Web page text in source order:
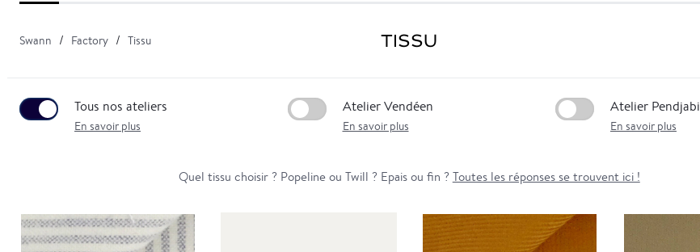
Swann Factory Tissu TISSU
Tous nos ateliers
En savoir plus
Atelier Vendéen
En savoir plus
Atelier Pendjabi
En savoir plus
Quel tissu choisir ? Popeline ou Twill ? Epais ou fin ? Toutes les réponses se trouvent ici !